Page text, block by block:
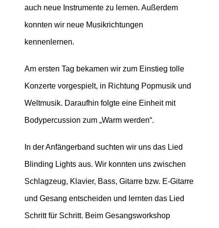
auch neue Instrumente zu lernen. Außerdem
konnten wir neue Musikrichtungen
kennenlernen.
Am ersten Tag bekamen wir zum Einstieg tolle
Konzerte vorgespielt, in Richtung Popmusik und
Weltmusik. Daraufhin folgte eine Einheit mit
Bodypercussion zum „Warm werden“.
In der Anfängerband suchten wir uns das Lied
Blinding Lights aus. Wir konnten uns zwischen
Schlagzeug, Klavier, Bass, Gitarre bzw. E-Gitarre
und Gesang entscheiden und lernten das Lied
Schritt für Schritt. Beim Gesangsworkshop